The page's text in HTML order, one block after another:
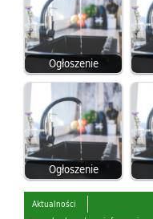
Ogłoszenie
Ogłoszenie
Aktualności